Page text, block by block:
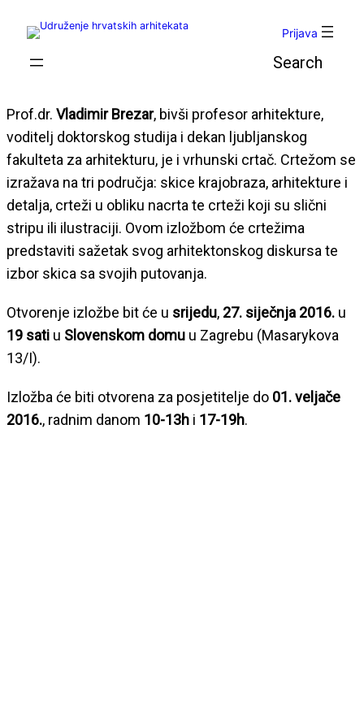
Prijava
Prof.dr. Vladimir Brezar, bivši profesor arhitekture,
voditelj doktorskog studija i dekan ljubljanskog
fakulteta za arhitekturu, je i vrhunski crtač. Crtežom se
izražava na tri područja: skice krajobraza, arhitekture i
detalja, crteži u obliku nacrta te crteži koji su slični
stripu ili ilustraciji. Ovom izložbom će crtežima
predstaviti sažetak svog arhitektonskog diskursa te
izbor skica sa svojih putovanja.
Otvorenje izložbe bit će u srijedu, 27. siječnja 2016. u
19 sati u Slovenskom domu u Zagrebu (Masarykova
13/I).
Izložba će biti otvorena za posjetitelje do 01. veljače
2016., radnim danom 10-13h i 17-19h.